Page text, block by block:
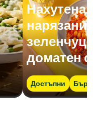
Нахутена
нарязани
доматен
Достъпни